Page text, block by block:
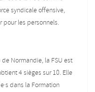
syndicale offensive,
pour les personnels.
de Normandie, la FSU est
4 sièges sur 10. Elle
dans la Formation